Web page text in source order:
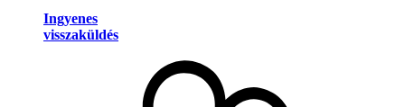
Ingyenes
visszaküldés